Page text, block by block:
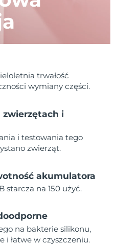
trwałość
wymiany części.
i
i testowania tego
zwierząt.
akumulatora
starcza na 150 użyć.
na bakterie silikonu,
i łatwe w czyszczeniu.